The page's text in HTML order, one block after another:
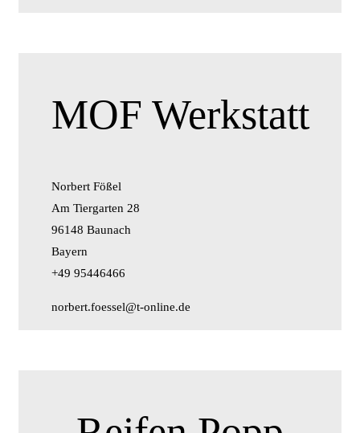
MOF Werkstatt
Norbert Fößel
Am Tiergarten 28
96148 Baunach
Bayern
+49 95446466
norbert.foessel@t-online.de